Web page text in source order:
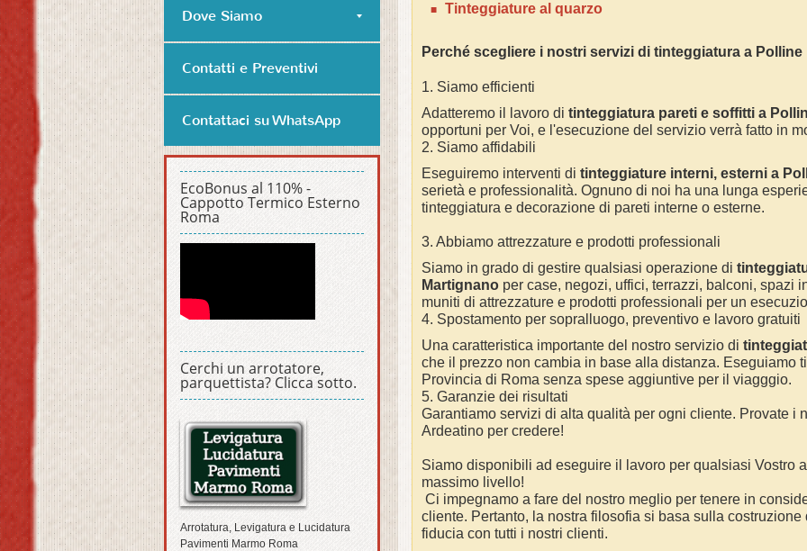
Tinteggiature al quarzo
Perché scegliere i nostri servizi di tinteggiatura a
1. Siamo efficienti
Adatteremo il lavoro di tinteggiatura pareti e soffitti a
opportuni per Voi, e l'esecuzione del servizio verrà fatto in
2. Siamo affidabili
Eseguiremo interventi di tinteggiature interni, esterni a
serietà e professionalità. Ognuno di noi ha una lunga
tinteggiatura e decorazione di pareti interne o esterne.
3. Abbiamo attrezzature e prodotti professionali
Siamo in grado di gestire qualsiasi operazione di
Martignano per case, negozi, uffici, terrazzi, balconi, spazi
muniti di attrezzature e prodotti professionali per un
4. Spostamento per sopralluogo, preventivo e lavoro gratuiti
Una caratteristica importante del nostro servizio di
che il prezzo non cambia in base alla distanza. Eseguiamo
Provincia di Roma senza spese aggiuntive per il viagggio.
5. Garanzie dei risultati
Garantiamo servizi di alta qualità per ogni cliente. Provate i
Ardeatino per credere!
Siamo disponibili ad eseguire il lavoro per qualsiasi Vostro
massimo livello!
Ci impegnamo a fare del nostro meglio per tenere in
cliente. Pertanto, la nostra filosofia si basa sulla
fiducia con tutti i nostri clienti.
Dove Siamo
Contatti e Preventivi
Contattaci su WhatsApp
EcoBonus al 110% -
Cappotto Termico Esterno
Roma
Cerchi un arrotatore,
parquettista? Clicca sotto.
Arrotatura, Levigatura e Lucidatura
Pavimenti Marmo Roma